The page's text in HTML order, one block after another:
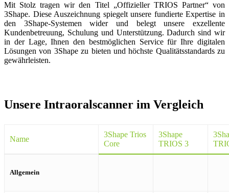
Mit Stolz tragen wir den Titel „Offizieller TRIOS Partner“ von
3Shape. Diese Auszeichnung spiegelt unsere fundierte Expertise in
den 3Shape-Systemen wider und belegt unsere exzellente
Kundenbetreuung, Schulung und Unterstützung. Dadurch sind wir
in der Lage, Ihnen den bestmöglichen Service für Ihre digitalen
Lösungen von 3Shape zu bieten und höchste Qualitätsstandards zu
gewährleisten.
Unsere Intraoralscanner im Vergleich
Name
3Shape Trios
Core
3Shape
TRIOS 3
Allgemein